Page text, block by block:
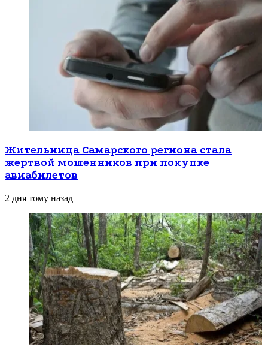
Жительница Самарского региона стала
жертвой мошенников при покупке
авиабилетов
2 дня тому назад